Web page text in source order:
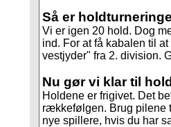
Så er
Vi er igen 20 hold. Dog
ind. For at få kabalen til
vestjyder" fra 2. division.
Nu gør vi klar til
Holdene er frigivet. Det
rækkefølgen. Brug pilene
nye spillere, hvis du har